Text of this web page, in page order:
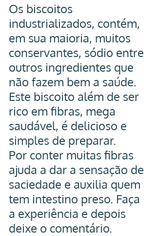
Os biscoitos
industrializados, contém,
em sua maioria, muitos
conservantes, sódio entre
outros ingredientes que
não fazem bem a saúde.
Este biscoito além de ser
rico em fibras, mega
saudável, é delicioso e
simples de preparar.
Por conter muitas fibras
ajuda a dar a sensação de
saciedade e auxilia quem
tem intestino preso. Faça
a experiência e depois
deixe o comentário.